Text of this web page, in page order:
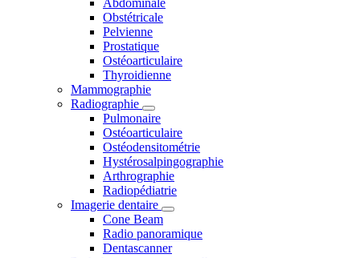
Obstétricale
Pelvienne
Prostatique
Ostéoarticulaire
Thyroidienne
Mammographie
Radiographie
Pulmonaire
Ostéoarticulaire
Ostéodensitométrie
Hystérosalpingographie
Arthrographie
Radiopédiatrie
Imagerie dentaire
Cone Beam
Radio panoramique
Dentascanner